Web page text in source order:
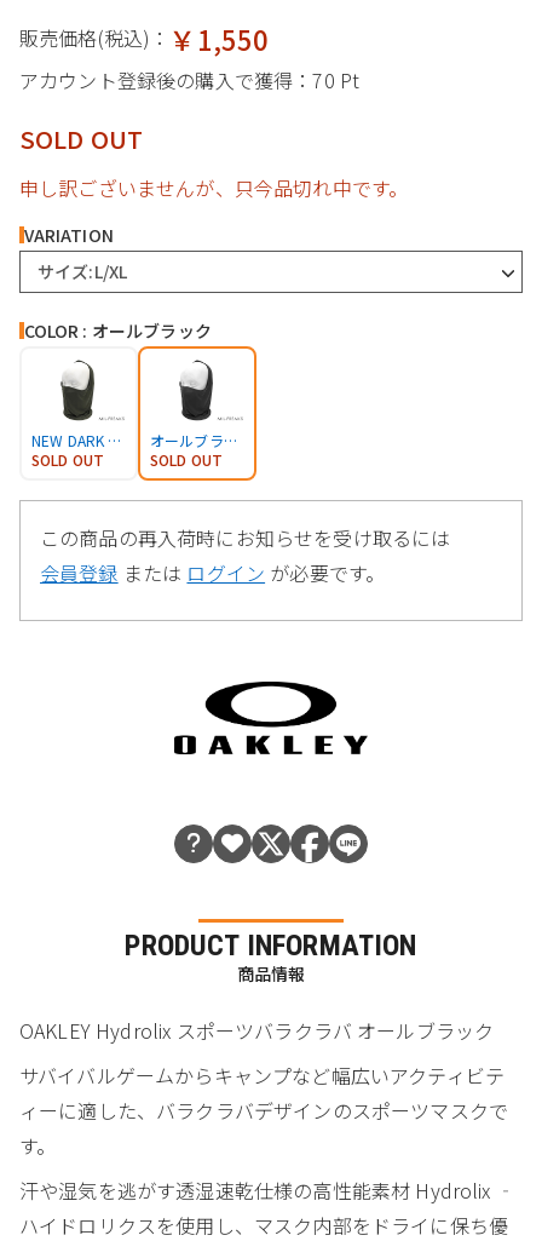
販売価格(税込)： ￥1,550
アカウント登録後の購入で獲得：70 Pt
SOLD OUT
申し訳ございませんが、只今品切れ中です。
VARIATION
サイズ:L/XL
COLOR : オールブラック
NEW DARK BRUSH
SOLD OUT
オールブラック
SOLD OUT
この商品の再入荷時にお知らせを受け取るには
会員登録 または ログイン が必要です。
PRODUCT INFORMATION
商品情報
OAKLEY Hydrolix スポーツバラクラバ オールブラック
サバイバルゲームからキャンプなど幅広いアクティビテ
ィーに適した、バラクラバデザインのスポーツマスクで
す。
汗や湿気を逃がす透湿速乾仕様の高性能素材 Hydrolix ‐
ハイドロリクスを使用し、マスク内部をドライに保ち優